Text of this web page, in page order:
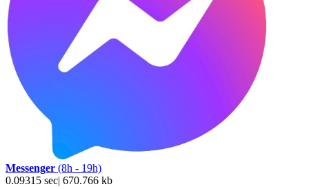
Messenger (8h - 19h)
0.09315 sec| 670.766 kb